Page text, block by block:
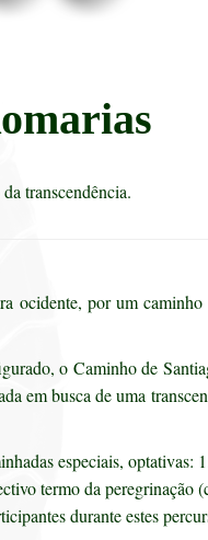
transcendência.
ocidente, por um caminho
o Caminho de
em busca de uma
especiais, optativas:
termo da peregrinação
durante estes